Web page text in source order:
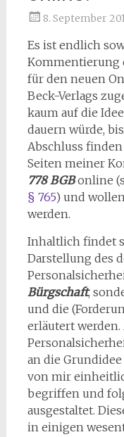
8. September
Es ist endlich
Kommentierung
für den neuen
Beck-Verlags
kaum auf die
dauern würde,
Abschluss
Seiten meiner
778 BGBonline
§ 765) und
werden.
Inhaltlich findet
Darstellung des
Bürgschaft,
und die
erläutert werden.
an die
von mir
begriffen und
ausgestaltet.
in einigen